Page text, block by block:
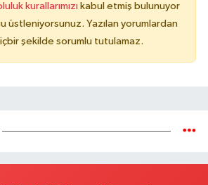
kurallarımızı kabul etmiş bulunuyor
üstleniyorsunuz. Yazılan yorumlardan
şekilde sorumlu tutulamaz.